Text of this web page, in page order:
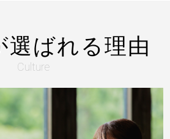
選ばれる理由
Culture